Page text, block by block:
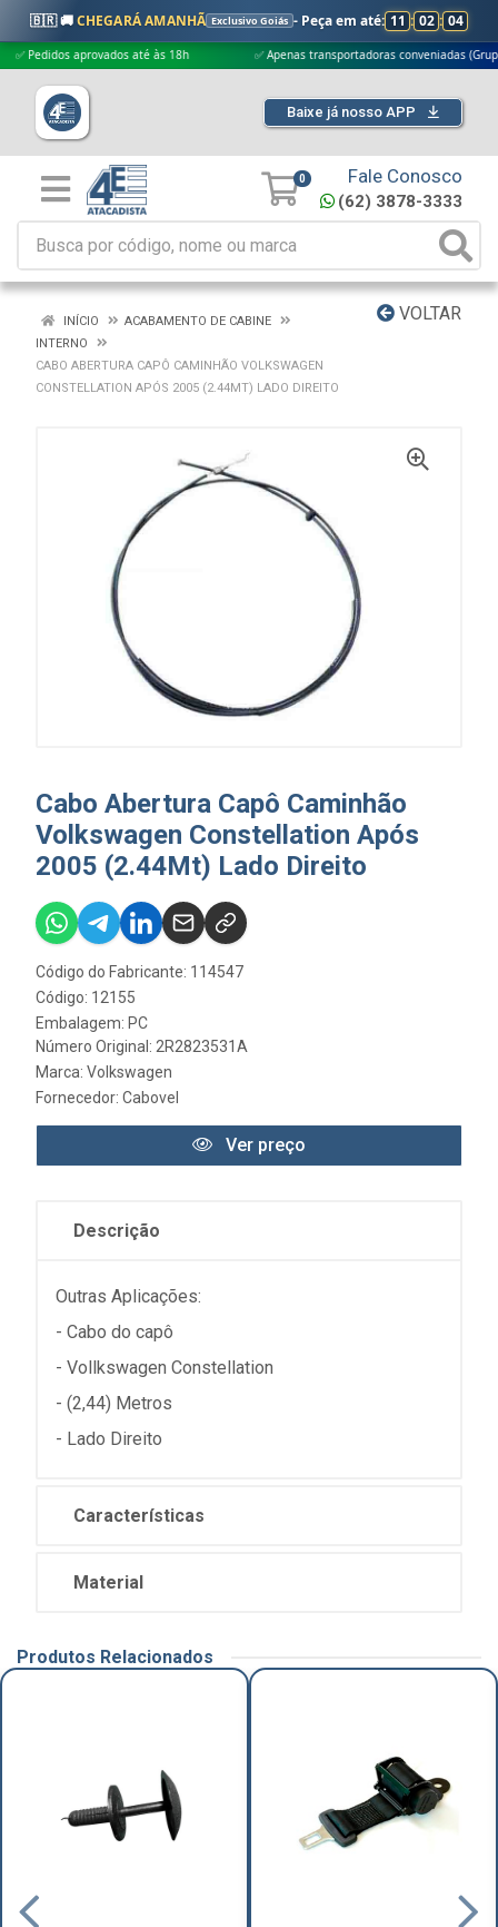
🇧🇷 🚚CHEGARÁ AMANHÃ Exclusivo Goiás - Peça em até: 11 : 02 : 03
aprovados até às 18h ✅ Apenas transportadoras conveniadas (Grupo G5)
Baixe já nosso APP
0 Fale Conosco
(62) 3878-3333
VOLTAR
INÍCIO
ACABAMENTO DE CABINE
INTERNO
CABO ABERTURA CAPÔ CAMINHÃO VOLKSWAGEN
CONSTELLATION APÓS 2005 (2.44MT) LADO DIREITO
Cabo Abertura Capô Caminhão
Volkswagen Constellation Após
2005 (2.44Mt) Lado Direito
Código do Fabricante: 114547
Código: 12155
Embalagem: PC
Número Original: 2R2823531A
Marca: Volkswagen
Fornecedor: Cabovel
Ver preço
Descrição
Outras Aplicações:
- Cabo do capô
- Vollkswagen Constellation
- (2,44) Metros
- Lado Direito
Características
Material
Produtos Relacionados